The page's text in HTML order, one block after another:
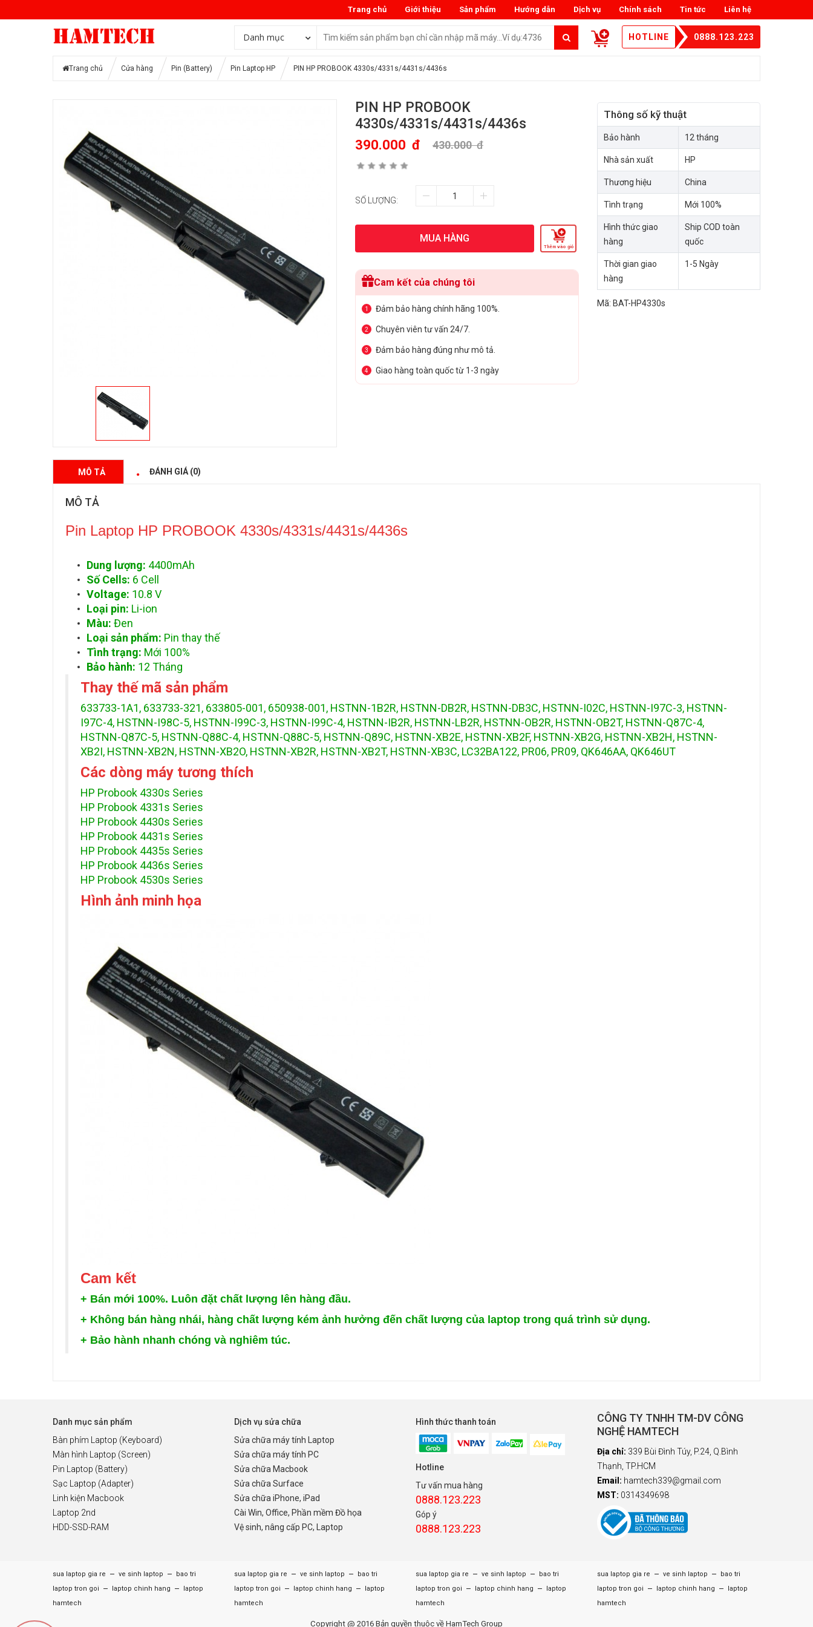
Liên hệ
Tin tức
Chính sách
Dịch vụ
Hướng dẫn
Sản phẩm
Giới thiệu
Trang chủ
Danh mục HOTLINE 0888.123.223
Trang chủ Cửa hàng Pin (Battery) Pin Laptop HP PIN HP PROBOOK 4330s/4331s/4431s/4436s
PIN HP PROBOOK
4330s/4331s/4431s/4436s
390.000 đ 430.000đ
SỐ LƯỢNG:
MUA HÀNG
Thêm vào giỏ
Cam kết của chúng tôi
1 Đảm bảo hàng chính hãng 100%.
2 Chuyên viên tư vấn 24/7.
3 Đảm bảo hàng đúng như mô tả.
4 Giao hàng toàn quốc từ 1-3 ngày
Thông số kỹ thuật
Bảo hành 12 tháng
Nhà sản xuất HP
Thương hiệu China
Tình trạng Mới 100%
Hình thức giao
hàng
Ship COD toàn
quốc
Thời gian giao
hàng
1-5 Ngày
Mã: BAT-HP4330s
MÔ TẢ ĐÁNH GIÁ (0)
MÔ TẢ
Pin Laptop HP PROBOOK 4330s/4331s/4431s/4436s
Dung lượng: 4400mAh
Số Cells: 6 Cell
Voltage: 10.8 V
Loại pin: Li-ion
Màu: Đen
Loại sản phẩm: Pin thay thế
Tình trạng: Mới 100%
Bảo hành: 12 Tháng
Thay thế mã sản phẩm
633733-1A1, 633733-321, 633805-001, 650938-001, HSTNN-1B2R, HSTNN-DB2R, HSTNN-DB3C, HSTNN-I02C, HSTNN-I97C-3, HSTNN-
I97C-4, HSTNN-I98C-5, HSTNN-I99C-3, HSTNN-I99C-4, HSTNN-IB2R, HSTNN-LB2R, HSTNN-OB2R, HSTNN-OB2T, HSTNN-Q87C-4,
HSTNN-Q87C-5, HSTNN-Q88C-4, HSTNN-Q88C-5, HSTNN-Q89C, HSTNN-XB2E, HSTNN-XB2F, HSTNN-XB2G, HSTNN-XB2H, HSTNN-
XB2I, HSTNN-XB2N, HSTNN-XB2O, HSTNN-XB2R, HSTNN-XB2T, HSTNN-XB3C, LC32BA122, PR06, PR09, QK646AA, QK646UT
Các dòng máy tương thích
HP Probook 4330s Series
HP Probook 4331s Series
HP Probook 4430s Series
HP Probook 4431s Series
HP Probook 4435s Series
HP Probook 4436s Series
HP Probook 4530s Series
Hình ảnh minh họa
Cam kết
+ Bán mới 100%. Luôn đặt chất lượng lên hàng đầu.
+ Không bán hàng nhái, hàng chất lượng kém ảnh hưởng đến chất lượng của laptop trong quá trình sử dụng.
+ Bảo hành nhanh chóng và nghiêm túc.
Danh mục sản phẩm
Bàn phím Laptop (Keyboard)
Màn hình Laptop (Screen)
Pin Laptop (Battery)
Sạc Laptop (Adapter)
Linh kiện Macbook
Laptop 2nd
HDD-SSD-RAM
Dịch vụ sửa chữa
Sửa chữa máy tính Laptop
Sửa chữa máy tính PC
Sửa chữa Macbook
Sửa chữa Surface
Sửa chữa iPhone, iPad
Cài Win, Office, Phần mềm Đồ họa
Vệ sinh, nâng cấp PC, Laptop
Hình thức thanh toán
Hotline
Tư vấn mua hàng
0888.123.223
Góp ý
0888.123.223
CÔNG TY TNHH TM-DV CÔNG
NGHỆ HAMTECH
Địa chỉ: 339 Bùi Đình Túy, P.24, Q.Bình
Thạnh, TP.HCM
Email: hamtech339@gmail.com
MST: 0314349698
sua laptop gia re – ve sinh laptop –
bao tri
laptop tron goi
– laptop chinh hang –
laptop
hamtech
sua laptop gia re – ve sinh laptop –
bao tri
laptop tron goi
– laptop chinh hang –
laptop
hamtech
sua laptop gia re – ve sinh laptop –
bao tri
laptop tron goi
– laptop chinh hang –
laptop
hamtech
sua laptop gia re – ve sinh laptop –
bao tri
laptop tron goi
– laptop chinh hang –
laptop
hamtech
Copyright @ 2016 Bản quyền thuộc về HamTech Group